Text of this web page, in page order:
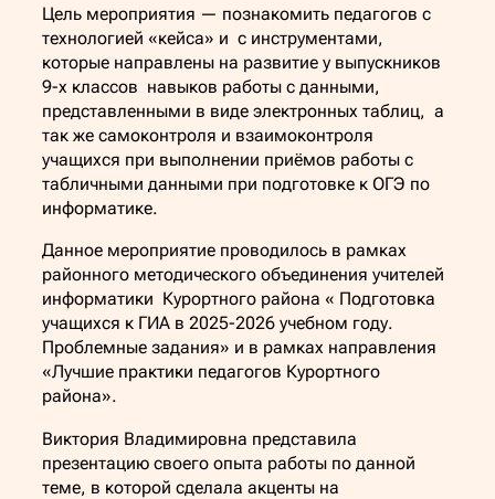
Цель мероприятия — познакомить педагогов с
технологией «кейса» и с инструментами,
которые направлены на развитие у выпускников
9-х классов навыков работы с данными,
представленными в виде электронных таблиц, а
так же самоконтроля и взаимоконтроля
учащихся при выполнении приёмов работы с
табличными данными при подготовке к ОГЭ по
информатике.
Данное мероприятие проводилось в рамках
районного методического объединения учителей
информатики Курортного района « Подготовка
учащихся к ГИА в 2025-2026 учебном году.
Проблемные задания» и в рамках направления
«Лучшие практики педагогов Курортного
района».
Виктория Владимировна представила
презентацию своего опыта работы по данной
теме, в которой сделала акценты на